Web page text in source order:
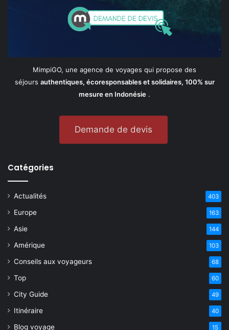
MimpiGO, une agence de voyages qui propose des
séjours authentiques, écoresponsables et solidaires, 100% sur
mesure en Indonésie .
Demande de devis
Catégories
Actualités 403
Europe 163
Asie 144
Amérique 103
Conseils aux voyageurs 68
Top 60
City Guide 49
Itinéraire 40
Blog voyage 15